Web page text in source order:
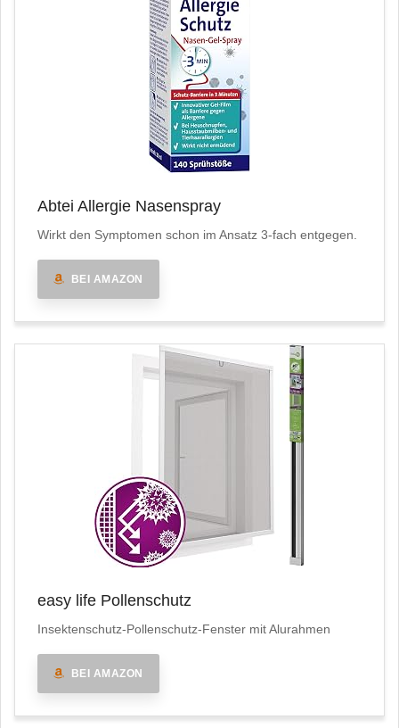
Abtei Allergie Nasenspray
Wirkt den Symptomen schon im Ansatz 3-fach entgegen.
BEI AMAZON
easy life Pollenschutz
Insektenschutz-Pollenschutz-Fenster mit Alurahmen
BEI AMAZON